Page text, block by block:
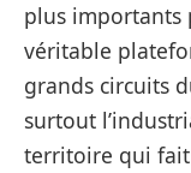
plus importants
véritable
grands circuits
surtout
territoire qui fait